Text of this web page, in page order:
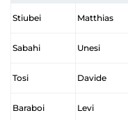
Stiubei Matthias
Sabahi Unesi
Tosi Davide
Baraboi Levi